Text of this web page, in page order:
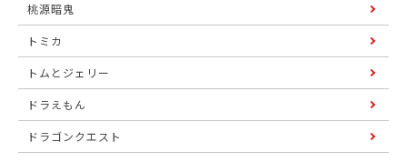
桃源暗鬼
トミカ
トムとジェリー
ドラえもん
ドラゴンクエスト